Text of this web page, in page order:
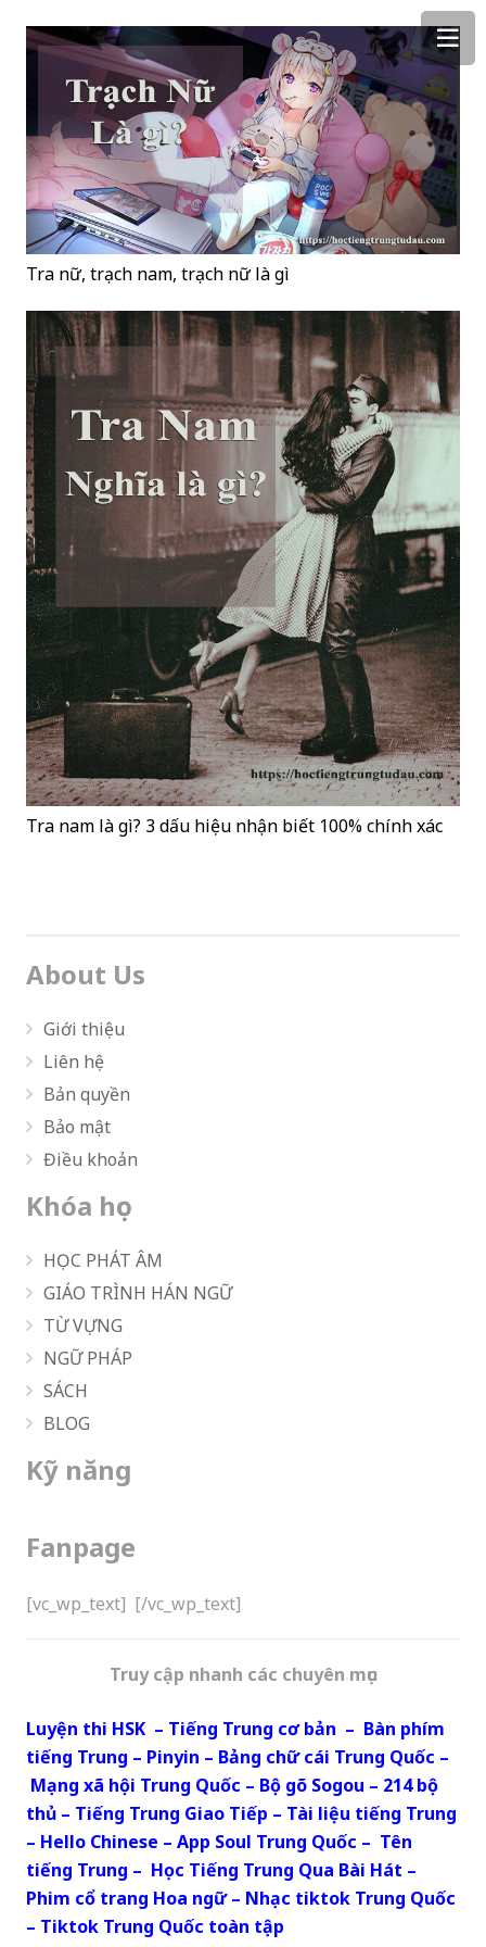
Tra nữ, trạch nam, trạch nữ là gì
Tra nam là gì? 3 dấu hiệu nhận biết 100% chính xác
About Us
Giới thiệu
Liên hệ
Bản quyền
Bảo mật
Điều khoản
Khóa học
HỌC PHÁT ÂM
GIÁO TRÌNH HÁN NGỮ
TỪ VỰNG
NGỮ PHÁP
SÁCH
BLOG
Kỹ năng
Fanpage
[vc_wp_text] [/vc_wp_text]
Truy cập nhanh các chuyên mục
Luyện thi HSK – Tiếng Trung cơ bản – Bàn phím
tiếng Trung – Pinyin – Bảng chữ cái Trung Quốc –
Mạng xã hội Trung Quốc – Bộ gõ Sogou – 214 bộ
thủ – Tiếng Trung Giao Tiếp – Tài liệu tiếng Trung
– Hello Chinese – App Soul Trung Quốc – Tên
tiếng Trung – Học Tiếng Trung Qua Bài Hát –
Phim cổ trang Hoa ngữ– Nhạc tiktok Trung Quốc
– Tiktok Trung Quốc toàn tập